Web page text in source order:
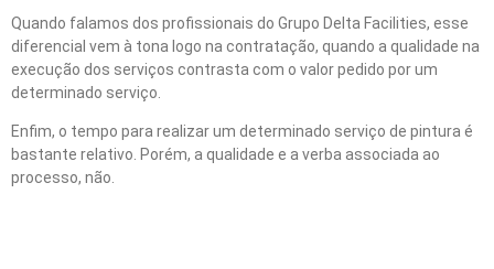
Quando falamos dos profissionais do Grupo Delta Facilities, esse
diferencial vem à tona logo na contratação, quando a qualidade na
execução dos serviços contrasta com o valor pedido por um
determinado serviço.
Enfim, o tempo para realizar um determinado serviço de pintura é
bastante relativo. Porém, a qualidade e a verba associada ao
processo, não.